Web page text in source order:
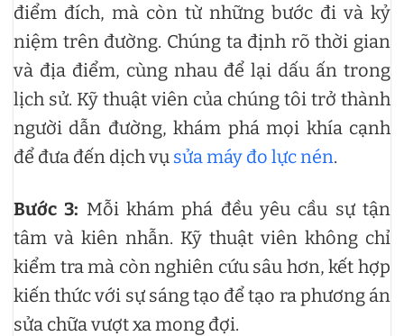
điểm đích, mà còn từ những bước đi và kỷ
niệm trên đường. Chúng ta định rõ thời gian
và địa điểm, cùng nhau để lại dấu ấn trong
lịch sử. Kỹ thuật viên của chúng tôi trở thành
người dẫn đường, khám phá mọi khía cạnh
để đưa đến dịch vụ sửa máy đo lực nén.
Bước 3: Mỗi khám phá đều yêu cầu sự tận
tâm và kiên nhẫn. Kỹ thuật viên không chỉ
kiểm tra mà còn nghiên cứu sâu hơn, kết hợp
kiến thức với sự sáng tạo để tạo ra phương án
sửa chữa vượt xa mong đợi.